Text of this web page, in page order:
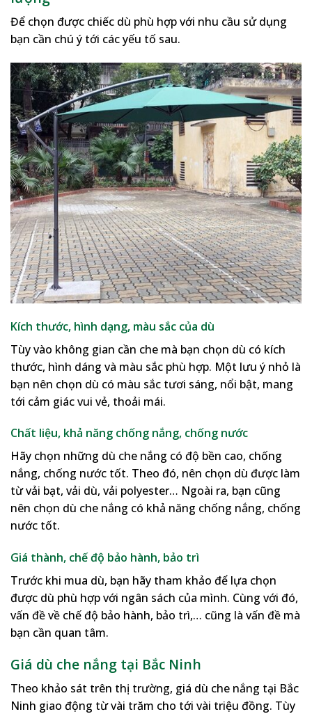
Để chọn được chiếc dù phù hợp với nhu cầu sử dụng
bạn cần chú ý tới các yếu tố sau.
Kích thước, hình dạng, màu sắc của dù
Tùy vào không gian cần che mà bạn chọn dù có kích
thước, hình dáng và màu sắc phù hợp. Một lưu ý nhỏ là
bạn nên chọn dù có màu sắc tươi sáng, nổi bật, mang
tới cảm giác vui vẻ, thoải mái.
Chất liệu, khả năng chống nắng, chống nước
Hãy chọn những dù che nắng có độ bền cao, chống
nắng, chống nước tốt. Theo đó, nên chọn dù được làm
từ vải bạt, vải dù, vải polyester… Ngoài ra, bạn cũng
nên chọn dù che nắng có khả năng chống nắng, chống
nước tốt.
Giá thành, chế độ bảo hành, bảo trì
Trước khi mua dù, bạn hãy tham khảo để lựa chọn
được dù phù hợp với ngân sách của mình. Cùng với đó,
vấn đề về chế độ bảo hành, bảo trì,… cũng là vấn đề mà
bạn cần quan tâm.
Giá dù che nắng tại Bắc Ninh
Theo khảo sát trên thị trường, giá dù che nắng tại Bắc
Ninh giao động từ vài trăm cho tới vài triệu đồng. Tùy